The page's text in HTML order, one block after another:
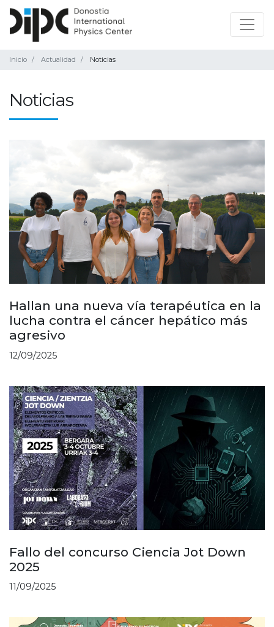
Inicio Actualidad Noticias
Noticias
Hallan una nueva vía terapéutica en la
lucha contra el cáncer hepático más
agresivo
12/09/2025
Fallo del concurso Ciencia Jot Down
2025
11/09/2025